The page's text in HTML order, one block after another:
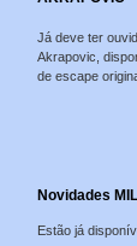
Já deve ter
Akrapovic,
de escape
Novidades
Estão já